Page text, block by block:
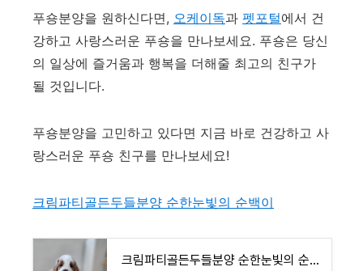
푸숑분양을 원하신다면, 오케이독과 펫포털에서 건
강하고 사랑스러운 푸숑을 만나보세요. 푸숑은 당신
의 일상에 즐거움과 행복을 더해줄 최고의 친구가
될 것입니다.
푸숑분양을 고민하고 있다면 지금 바로 건강하고 사
랑스러운 푸숑 친구를 만나보세요!
크림파티골든두들분양 순한눈빛의 순백이
크림파티골든두들분양 순한눈빛의 순백이